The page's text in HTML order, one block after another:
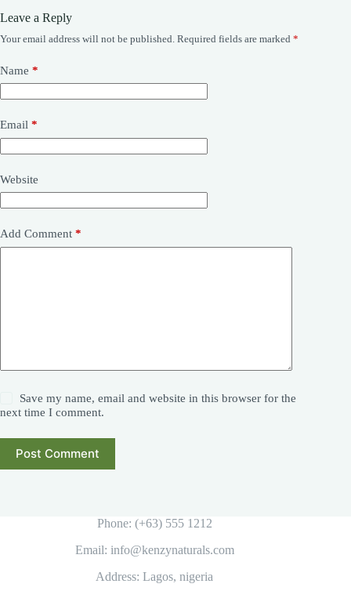
Leave a Reply
Your email address will not be published. Required fields are marked *
Name *
Email *
Website
Add Comment *
Save my name, email and website in this browser for the
next time I comment.
Post Comment
Phone: (+63) 555 1212
Email: info@kenzynaturals.com
Address: Lagos, nigeria